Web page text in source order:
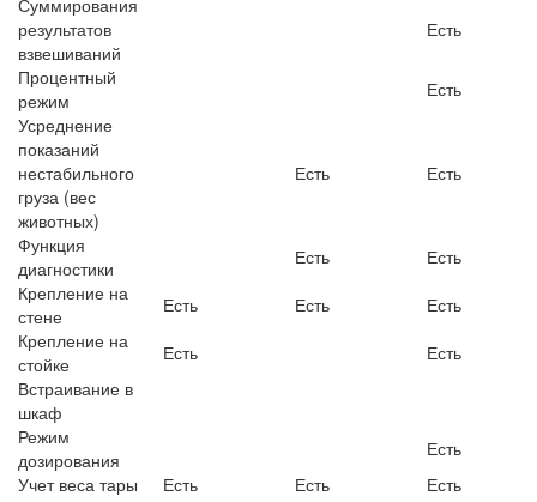
результатов
взвешиваний
Есть
Процентный
режим
Есть
Усреднение
показаний
нестабильного
груза (вес
животных)
Есть Есть
Функция
диагностики
Есть
Есть
Крепление на
стене
Есть Есть
Есть
Крепление на
стойке
Есть
Есть
Встраивание в
шкаф
Режим
дозирования
Есть
Учет веса тары
Есть Есть
Есть